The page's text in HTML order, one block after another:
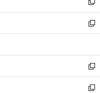
開
く
ド
ウ
で
開
ィ
ン
ド
ウ
開
く
い
ウ
ィ
ン
ウ
で
開
く
新
し
い
ウ
ン
ド
ウ
で
新
し
ウ
ィ
ン
ド
新
し
い
新